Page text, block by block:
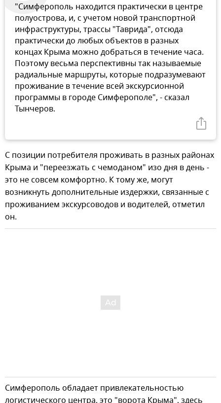
"Симферополь находится практически в центре
полуострова, и, с учетом новой транспортной
инфраструктуры, трассы "Таврида", отсюда
практически до любых объектов в разных
концах Крыма можно добраться в течение часа.
Поэтому весьма перспективны так называемые
радиальные маршруты, которые подразумевают
проживание в течение всей экскурсионной
программы в городе Симферополе", - сказал
Тынчеров.
С позиции потребителя проживать в разных районах
Крыма и "переезжать с чемоданом" изо дня в день -
это не совсем комфортно. К тому же, могут
возникнуть дополнительные издержки, связанные с
проживанием экскурсоводов и водителей, отметил
он.
Симферополь обладает привлекательностью
логистического центра, это "ворота Крыма", здесь